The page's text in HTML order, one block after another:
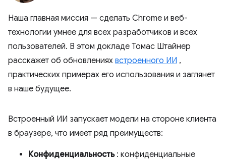
Наша главная миссия — сделать Chrome и веб-
технологии умнее для всех разработчиков и всех
пользователей. В этом докладе Томас Штайнер
расскажет об обновлениях встроенного ИИ ,
практических примерах его использования и заглянет
в наше будущее.
Встроенный ИИ запускает модели на стороне клиента
в браузере, что имеет ряд преимуществ:
Конфиденциальность: конфиденциальные